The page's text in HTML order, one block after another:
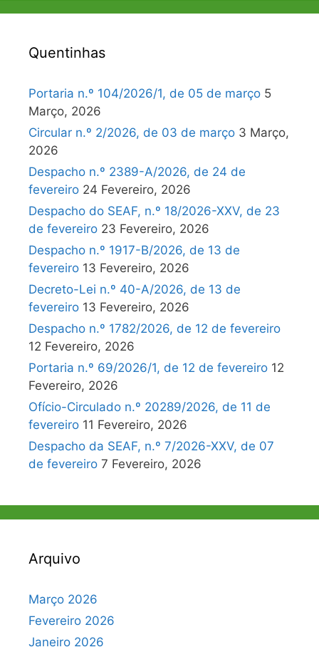
Quentinhas
Portaria n.º 104/2026/1, de 05 de março 5
Março, 2026
Circular n.º 2/2026, de 03 de março 3 Março,
2026
Despacho n.º 2389-A/2026, de 24 de
fevereiro 24 Fevereiro, 2026
Despacho do SEAF, n.º 18/2026-XXV, de 23
de fevereiro 23 Fevereiro, 2026
Despacho n.º 1917-B/2026, de 13 de
fevereiro 13 Fevereiro, 2026
Decreto-Lei n.º 40-A/2026, de 13 de
fevereiro 13 Fevereiro, 2026
Despacho n.º 1782/2026, de 12 de fevereiro
12 Fevereiro, 2026
Portaria n.º 69/2026/1, de 12 de fevereiro 12
Fevereiro, 2026
Ofício-Circulado n.º 20289/2026, de 11 de
fevereiro 11 Fevereiro, 2026
Despacho da SEAF, n.º 7/2026-XXV, de 07
de fevereiro 7 Fevereiro, 2026
Arquivo
Março 2026
Fevereiro 2026
Janeiro 2026